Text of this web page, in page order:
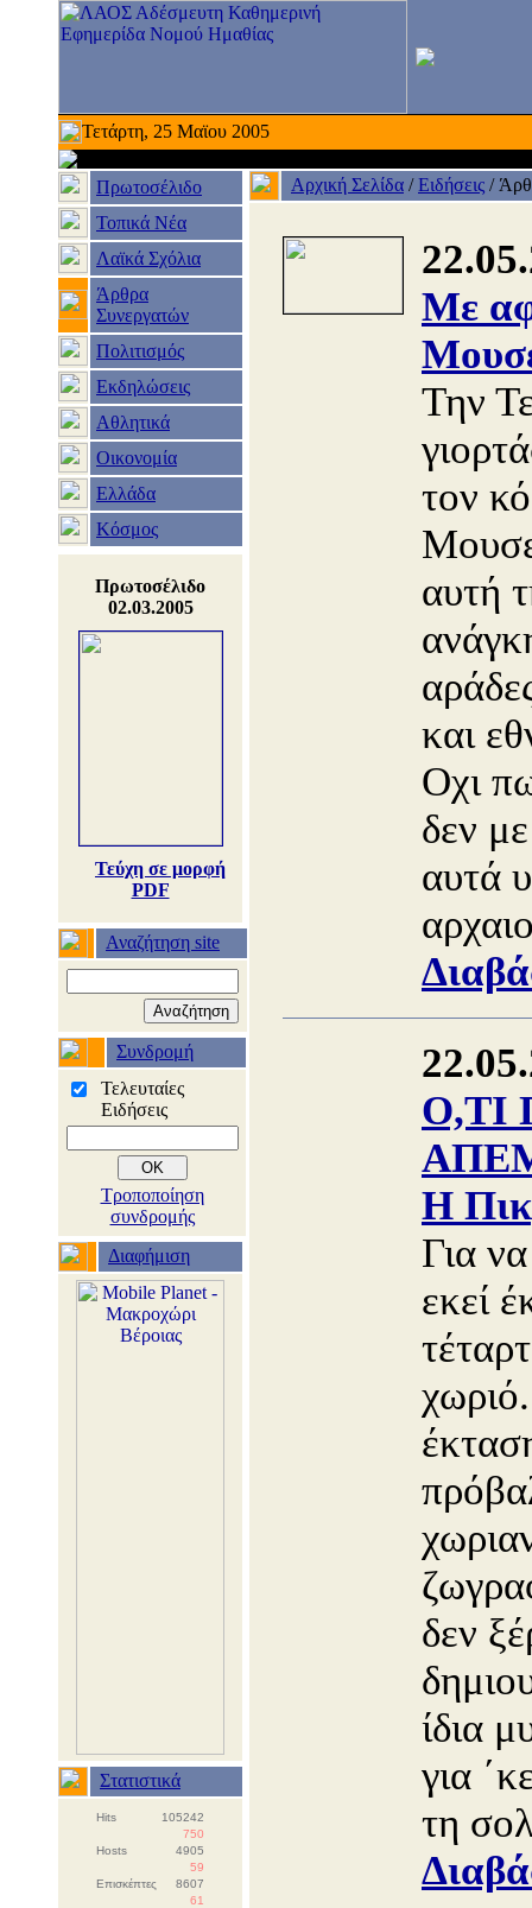
Τετάρτη, 25 Μαϊου 2005
Πρωτοσέλιδο
Τοπικά Νέα
Λαϊκά Σχόλια
Άρθρα
Συνεργατών
Πολιτισμός
Εκδηλώσεις
Αθλητικά
Οικονομία
Ελλάδα
Κόσμος
Πρωτοσέλιδο
02.03.2005
Τεύχη σε μορφή
PDF
Αναζήτηση site
Συνδρομή
Τελευταίες
Ειδήσεις
Τροποποίηση
συνδρομής
Διαφήμιση
Στατιστικά
Hits
105242
750
Hosts
4905
59
Επισκέπτες
8607
61
Αρχική Σελίδα /Ειδήσεις /
Με
Την
τον
αυτή
και
Οχι
δεν
αυτά
Ο,ΤΙ
Η
Για
εκεί
δεν
ίδια
για
τη